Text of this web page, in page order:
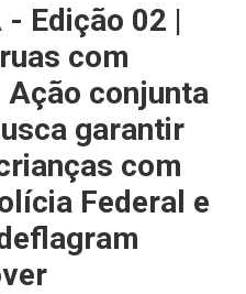
- Edição 02 |
com
conjunta
garantir
com
Federal e